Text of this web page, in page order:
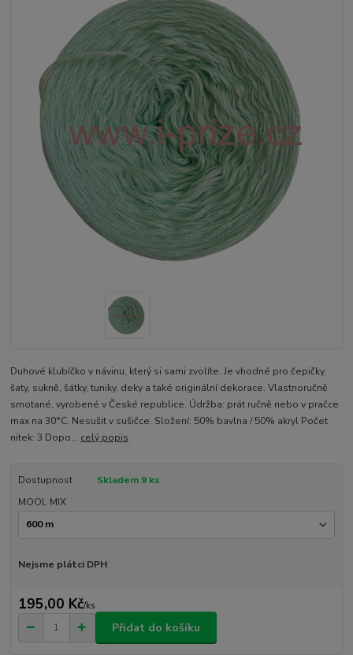
Duhové klubíčko v návinu, který si sami zvolíte. Je vhodné pro čepičky,
šaty, sukně, šátky, tuniky, deky a také originální dekorace. Vlastnoručně
smotané, vyrobené v České republice. Údržba: prát ručně nebo v pračce
max na 30°C. Nesušit v sušičce. Složení: 50% bavlna / 50% akryl Počet
nitek: 3 Dopo... celý popis
Dostupnost
Skladem 9 ks
MOOL MIX
Nejsme plátci DPH
195,00 Kč/ks
Přidat do košíku